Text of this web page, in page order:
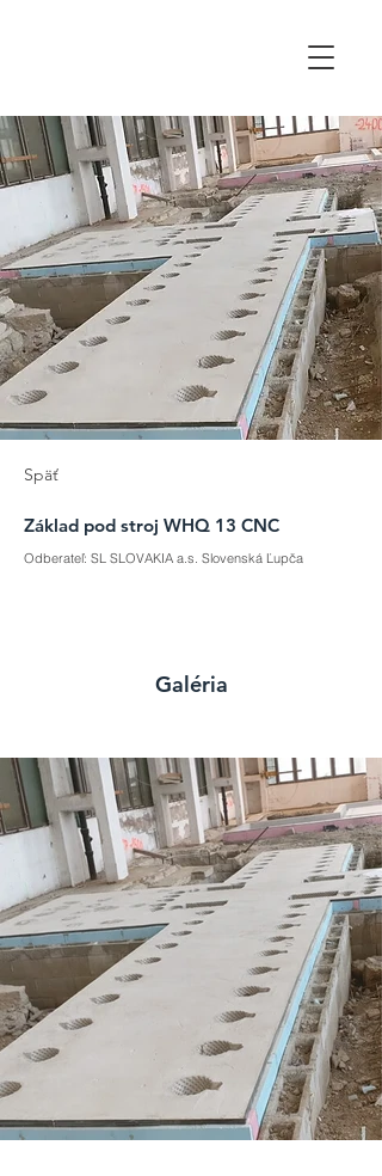
Späť
Základ pod stroj WHQ 13 CNC
Odberateľ: SL SLOVAKIA a.s. Slovenská Ľupča
Galéria